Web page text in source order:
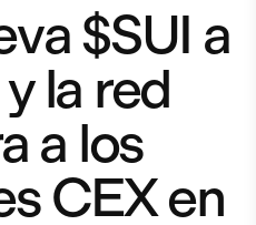
$SUI a
la red
a los
CEX en